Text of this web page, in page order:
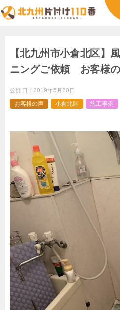
【北九州市小倉北区】
ニングご依頼 お客様
公開日： 2019年5月20日
お客様の声
小倉北区 施工事例